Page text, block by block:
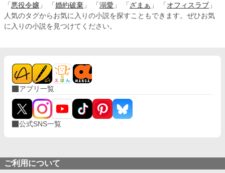
「 悪役令嬢 」 「 婚約破棄 」 「 溺愛 」 「 ざまぁ 」 「 オフィスラブ 」
人気のタグからお気に入りの小説を探すこともできます。ぜひお気
に入りの小説を見つけてください。
アプリ一覧
公式SNS一覧
ご利用について